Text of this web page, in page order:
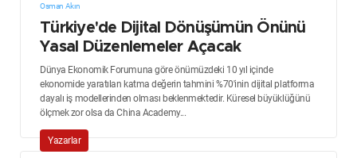
Osman Akın
Türkiye'de Dijital Dönüşümün Önünü
Yasal Düzenlemeler Açacak
Dünya Ekonomik Forumuna göre önümüzdeki 10 yıl içinde
ekonomide yaratılan katma değerin tahmini %70'inin dijital platforma
dayalı iş modellerinden olması beklenmektedir. Küresel büyüklüğünü
ölçmek zor olsa da China Academy...
Yazarlar